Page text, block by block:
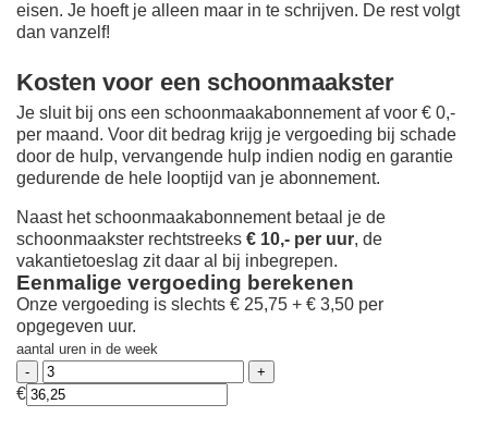
eisen. Je hoeft je alleen maar in te schrijven. De rest volgt
dan vanzelf!
Kosten voor een schoonmaakster
Je sluit bij ons een schoonmaakabonnement af voor € 0,-
per maand. Voor dit bedrag krijg je vergoeding bij schade
door de hulp, vervangende hulp indien nodig en garantie
gedurende de hele looptijd van je abonnement.
Naast het schoonmaakabonnement betaal je de
schoonmaakster rechtstreeks € 10,- per uur, de
vakantietoeslag zit daar al bij inbegrepen.
Eenmalige vergoeding berekenen
Onze vergoeding is slechts € 25,75 + € 3,50 per
opgegeven uur.
aantal uren in de week
€